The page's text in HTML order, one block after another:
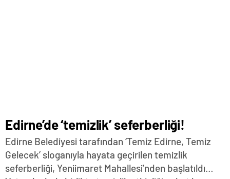
Edirne’de ‘temizlik’ seferberliği!
Edirne Belediyesi tarafından ‘Temiz Edirne, Temiz
Gelecek’ sloganıyla hayata geçirilen temizlik
seferberliği, Yeniimaret Mahallesi’nden başlatıldı…